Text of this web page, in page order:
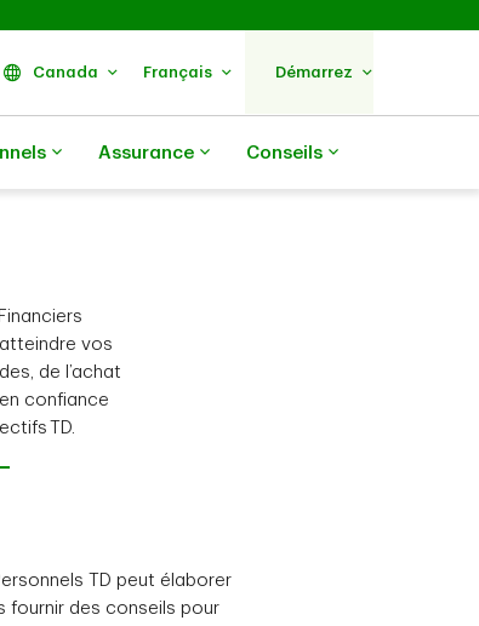
Canada Français Démarrez
Assurance Conseils
vos
de l’achat
confiance
TD.
TD peut élaborer
fournir des conseils pour